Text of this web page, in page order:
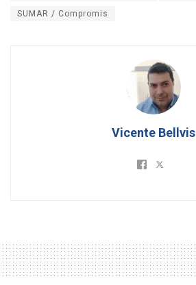
SUMAR / Compromis
Vicente Bellvis